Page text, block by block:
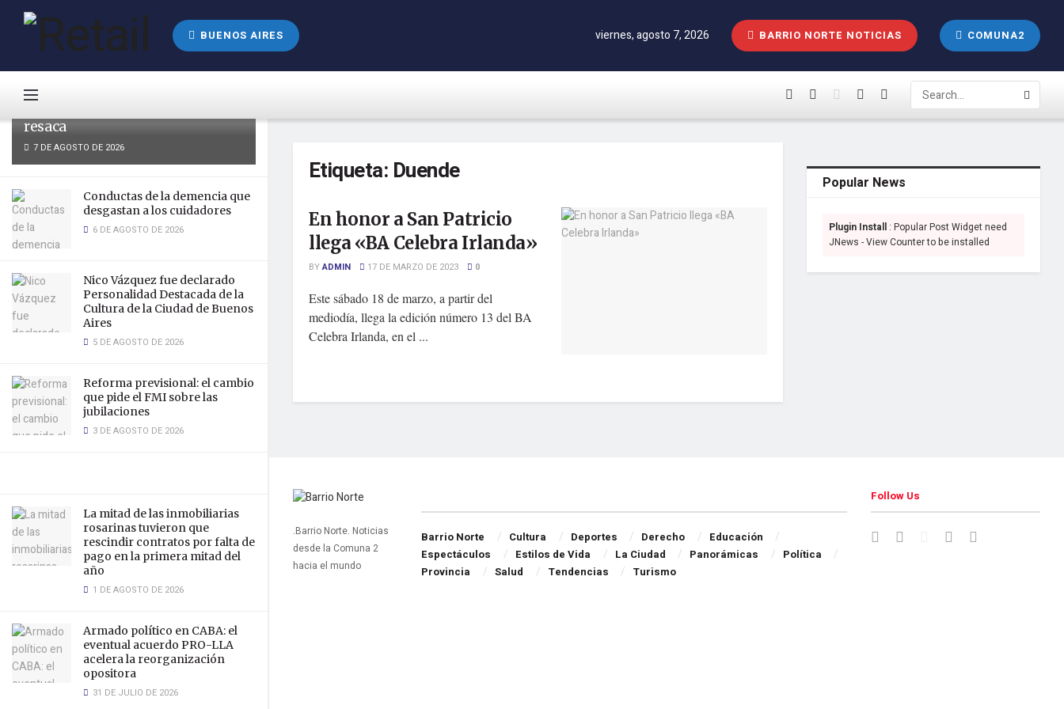
LATEST
Nace el nuevo helado con
resaca
7 DE AGOSTO DE 2026
Conductas de la demencia que
desgastan a los cuidadores
6 DE AGOSTO DE 2026
Nico Vázquez fue declarado
Personalidad Destacada de la
Cultura de la Ciudad de Buenos
Aires
5 DE AGOSTO DE 2026
Reforma previsional: el cambio
que pide el FMI sobre las
jubilaciones
3 DE AGOSTO DE 2026
La mitad de las inmobiliarias
rosarinas tuvieron que
rescindir contratos por falta de
pago en la primera mitad del
año
1 DE AGOSTO DE 2026
Armado político en CABA: el
eventual acuerdo PRO-LLA
acelera la reorganización
opositora
31 DE JULIO DE 2026
BUENOS AIRES viernes, agosto 7, 2026 BARRIO NORTE NOTICIAS COMUNA2
Etiqueta: Duende
En honor a San Patricio
llega «BA Celebra Irlanda»
BYADMIN 17 DE MARZO DE 2023 0
Este sábado 18 de marzo, a partir del
mediodía, llega la edición número 13 del BA
Celebra Irlanda, en el ...
Popular News
Plugin Install : Popular Post Widget need
JNews - View Counter to be installed
.Barrio Norte. Noticias
desde la Comuna 2
hacia el mundo
Barrio Norte Cultura Deportes Derecho
Educación
Espectáculos
Estilos de Vida La Ciudad Panorámicas
Política
Provincia
Salud Tendencias Turismo
Follow Us